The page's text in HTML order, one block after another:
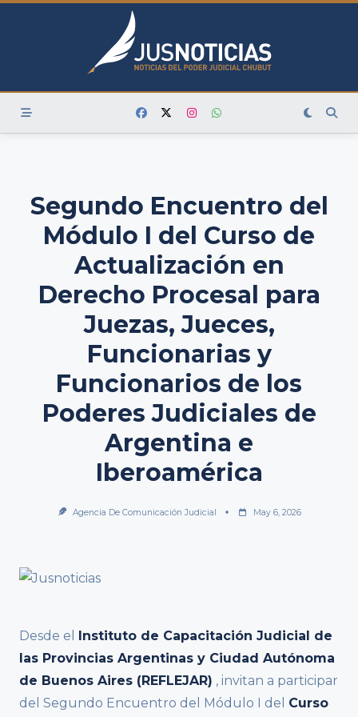
Skip
Segundo Encuentro del
Módulo I del Curso de
Actualización en
Derecho Procesal para
Juezas, Jueces,
Funcionarias y
Funcionarios de los
Poderes Judiciales de
Argentina e
Iberoamérica
Agencia De Comunicación Judicial May 6, 2026
Desde el
Instituto de Capacitación Judicial de
las Provincias Argentinas y Ciudad Autónoma
de Buenos Aires (REFLEJAR) , invitan a participar
del Segundo Encuentro del Módulo I del Curso